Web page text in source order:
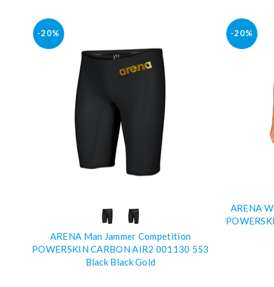
-20%
COMPRA SUBITO
ARENA Man Jammer Competition
POWERSKIN CARBON AIR2 001130 553
Black Black Gold
-20%
ARENA